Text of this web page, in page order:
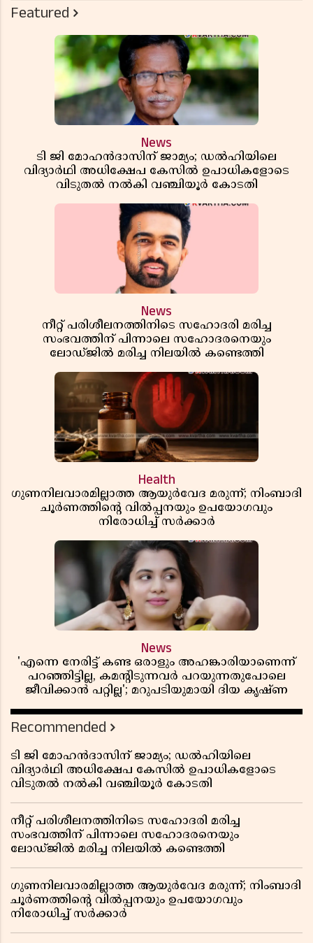
Featured
News
ടി ജി മോഹൻദാസിന് ജാമ്യം; ഡൽഹിയിലെ
വിദ്യാർഥി അധിക്ഷേപ കേസിൽ ഉപാധികളോടെ
വിടുതൽ നൽകി വഞ്ചിയൂർ കോടതി
News
നീറ്റ് പരിശീലനത്തിനിടെ സഹോദരി മരിച്ച
സംഭവത്തിന് പിന്നാലെ സഹോദരനെയും
ലോഡ്ജിൽ മരിച്ച നിലയിൽ കണ്ടെത്തി
Health
ഗുണനിലവാരമില്ലാത്ത ആയുർവേദ മരുന്ന്; നിംബാദി
ചൂർണത്തിൻ്റെ വിൽപ്പനയും ഉപയോഗവും
നിരോധിച്ച് സർക്കാർ
News
'എന്നെ നേരിട്ട് കണ്ട ഒരാളും അഹങ്കാരിയാണെന്ന്
പറഞ്ഞിട്ടില്ല, കമൻ്റിടുന്നവർ പറയുന്നതുപോലെ
ജീവിക്കാൻ പറ്റില്ല'; മറുപടിയുമായി ദിയ കൃഷ്ണ
Recommended
ടി ജി മോഹൻദാസിന് ജാമ്യം; ഡൽഹിയിലെ
വിദ്യാർഥി അധിക്ഷേപ കേസിൽ ഉപാധികളോടെ
വിടുതൽ നൽകി വഞ്ചിയൂർ കോടതി
നീറ്റ് പരിശീലനത്തിനിടെ സഹോദരി മരിച്ച
സംഭവത്തിന് പിന്നാലെ സഹോദരനെയും
ലോഡ്ജിൽ മരിച്ച നിലയിൽ കണ്ടെത്തി
ഗുണനിലവാരമില്ലാത്ത ആയുർവേദ മരുന്ന്; നിംബാദി
ചൂർണത്തിൻ്റെ വിൽപ്പനയും ഉപയോഗവും
നിരോധിച്ച് സർക്കാർ